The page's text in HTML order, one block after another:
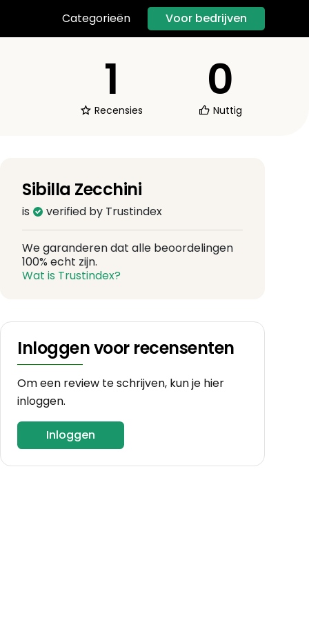
Categorieën Voor bedrijven
1
Recensies
0
Nuttig
Sibilla Zecchini
is verified by Trustindex
We garanderen dat alle beoordelingen
100% echt zijn.
Wat is Trustindex?
Inloggen voor recensenten
Om een review te schrijven, kun je hier
inloggen.
Inloggen